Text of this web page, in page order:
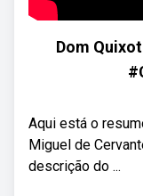
Dom
Aqui está o
Miguel de
descrição do ...